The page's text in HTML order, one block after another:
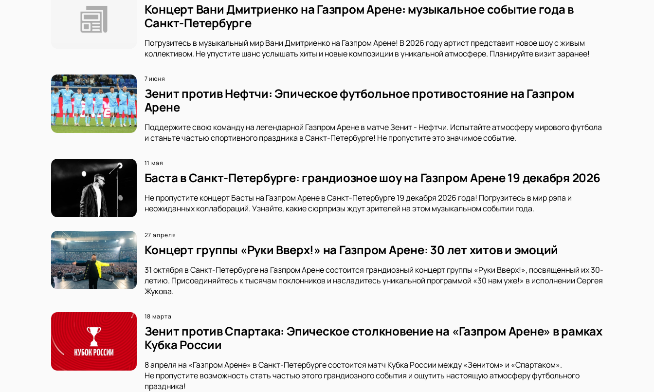
Концерт Вани Дмитриенко на Газпром Арене: музыкальное событие года в
Санкт-Петербурге
Погрузитесь в музыкальный мир Вани Дмитриенко на Газпром Арене! В 2026 году артист представит новое шоу с живым
коллективом. Не упустите шанс услышать хиты и новые композиции в уникальной атмосфере. Планируйте визит заранее!
7 июня
Зенит против Нефтчи: Эпическое футбольное противостояние на Газпром
Арене
Поддержите свою команду на легендарной Газпром Арене в матче Зенит - Нефтчи. Испытайте атмосферу мирового футбола
и станьте частью спортивного праздника в Санкт-Петербурге! Не пропустите это значимое событие.
11 мая
Баста в Санкт-Петербурге: грандиозное шоу на Газпром Арене 19 декабря 2026
Не пропустите концерт Басты на Газпром Арене в Санкт-Петербурге 19 декабря 2026 года! Погрузитесь в мир рэпа и
неожиданных коллабораций. Узнайте, какие сюрпризы ждут зрителей на этом музыкальном событии года.
27 апреля
Концерт группы «Руки Вверх!» на Газпром Арене: 30 лет хитов и эмоций
31 октября в Санкт-Петербурге на Газпром Арене состоится грандиозный концерт группы «Руки Вверх!», посвященный их 30-
летию. Присоединяйтесь к тысячам поклонников и насладитесь уникальной программой «30 нам уже!» в исполнении Сергея
Жукова.
18 марта
Зенит против Спартака: Эпическое столкновение на «Газпром Арене» в рамках
Кубка России
8 апреля на «Газпром Арене» в Санкт-Петербурге состоится матч Кубка России между «Зенитом» и «Спартаком».
Не пропустите возможность стать частью этого грандиозного события и ощутить настоящую атмосферу футбольного
праздника!